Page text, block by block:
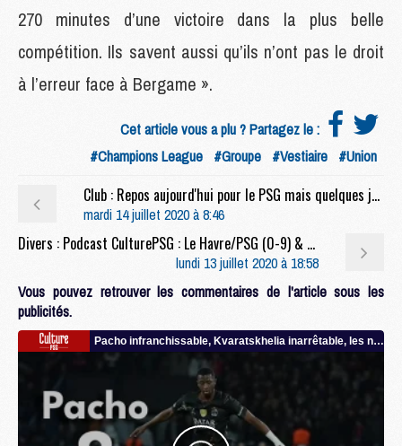
270 minutes d’une victoire dans la plus belle
compétition. Ils savent aussi qu’ils n’ont pas le droit
à l’erreur face à Bergame ».
Cet article vous a plu ? Partagez le :
#Champions League #Groupe #Vestiaire #Union
Club : Repos aujourd'hui pour le PSG mais quelques joueurs attendus au Camp des Loges
mardi 14 juillet 2020 à 8:46
Divers : Podcast CulturePSG : Le Havre/PSG (0-9) & PSG/Atalanta
lundi 13 juillet 2020 à 18:58
Vous pouvez retrouver les commentaires de l'article sous les
publicités.